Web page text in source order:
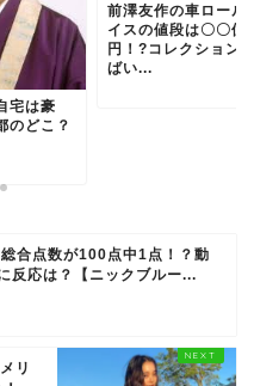
宅は豪
のどこ？
前澤友作の車ロール
イスの値段は〇〇億
円！?コレクション
ばい...
総合点数が100点中1点！？動
反応は？【ニックブルー...
リ